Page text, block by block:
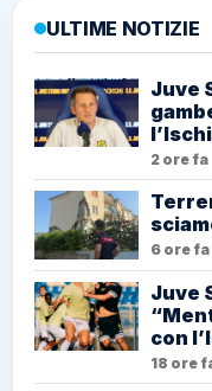
ULTIME NOTIZIE
Juve
2 ore fa
6 ore fa
Juve
con
18 ore